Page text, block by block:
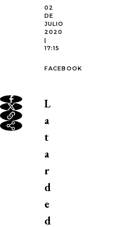
02
DE
JULIO
2020
|
17:15
FACEBOOK
L
a
t
a
r
d
e
d